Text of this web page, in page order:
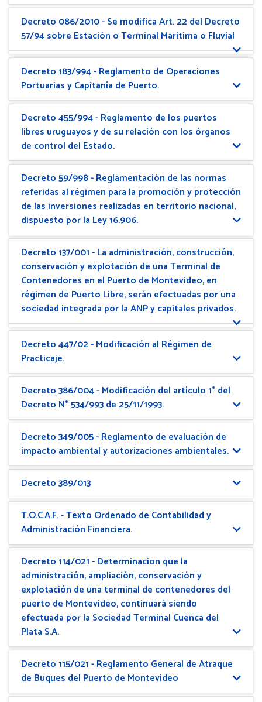
Decreto 086/2010 - Se modifica Art. 22 del Decreto
57/94 sobre Estación o Terminal Marítima o Fluvial
Decreto 183/994 - Reglamento de Operaciones
Portuarias y Capitanía de Puerto.
Decreto 455/994 - Reglamento de los puertos
libres uruguayos y de su relación con los órganos
de control del Estado.
Decreto 59/998 - Reglamentación de las normas
referidas al régimen para la promoción y protección
de las inversiones realizadas en territorio nacional,
dispuesto por la Ley 16.906.
Decreto 137/001 - La administración, construcción,
conservación y explotación de una Terminal de
Contenedores en el Puerto de Montevideo, en
régimen de Puerto Libre, serán efectuadas por una
sociedad integrada por la ANP y capitales privados.
Decreto 447/02 - Modificación al Régimen de
Practicaje.
Decreto 386/004 - Modificación del artículo 1° del
Decreto N° 534/993 de 25/11/1993.
Decreto 349/005 - Reglamento de evaluación de
impacto ambiental y autorizaciones ambientales.
Decreto 389/013
T.O.C.A.F. - Texto Ordenado de Contabilidad y
Administración Financiera.
Decreto 114/021 - Determinacion que la
administración, ampliación, conservación y
explotación de una terminal de contenedores del
puerto de Montevideo, continuará siendo
efectuada por la Sociedad Terminal Cuenca del
Plata S.A.
Decreto 115/021 - Reglamento General de Atraque
de Buques del Puerto de Montevideo